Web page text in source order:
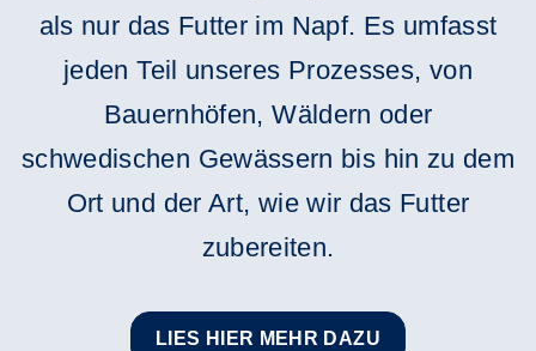
als nur das Futter im Napf. Es umfasst
jeden Teil unseres Prozesses, von
Bauernhöfen, Wäldern oder
schwedischen Gewässern bis hin zu dem
Ort und der Art, wie wir das Futter
zubereiten.
LIES HIER MEHR DAZU